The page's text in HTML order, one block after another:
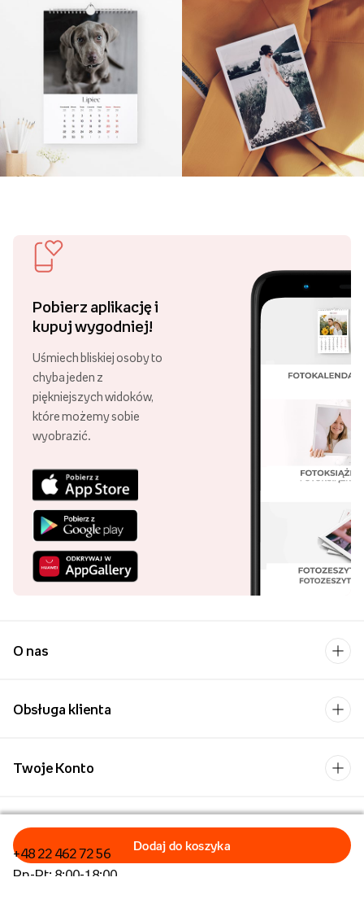
Pobierz aplikację i
kupuj wygodniej!
Uśmiech bliskiej osoby to
chyba jeden z
piękniejszych widoków,
które możemy sobie
wyobrazić.
O nas
Obsługa klienta
Kontakt
+48 22 462 72 56
Pn-Pt: 8:00-18:00
Twoje Konto